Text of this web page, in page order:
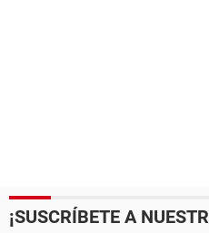
¡SUSCRÍBETE A